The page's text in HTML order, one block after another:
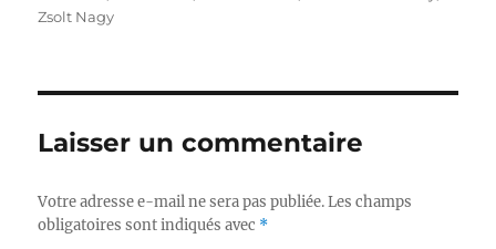
Zsolt Nagy
Laisser un commentaire
Votre adresse e-mail ne sera pas publiée. Les champs
obligatoires sont indiqués avec *